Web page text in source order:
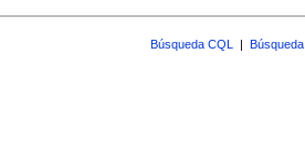
Búsqueda CQL |